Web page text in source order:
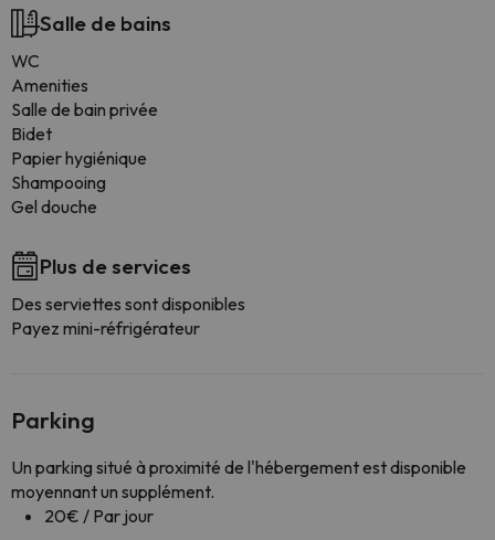
Salle de bains
WC
Amenities
Salle de bain privée
Bidet
Papier hygiénique
Shampooing
Gel douche
Plus de services
Des serviettes sont disponibles
Payez mini-réfrigérateur
Parking
Un parking situé à proximité de l'hébergement est disponible
moyennant un supplément.
20€ / Par jour